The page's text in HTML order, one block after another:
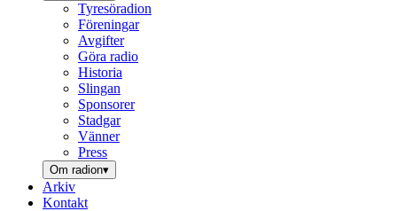
Tyresöradion
Föreningar
Avgifter
Göra radio
Historia
Slingan
Sponsorer
Stadgar
Vänner
Press
Om radion▾
Arkiv
Kontakt